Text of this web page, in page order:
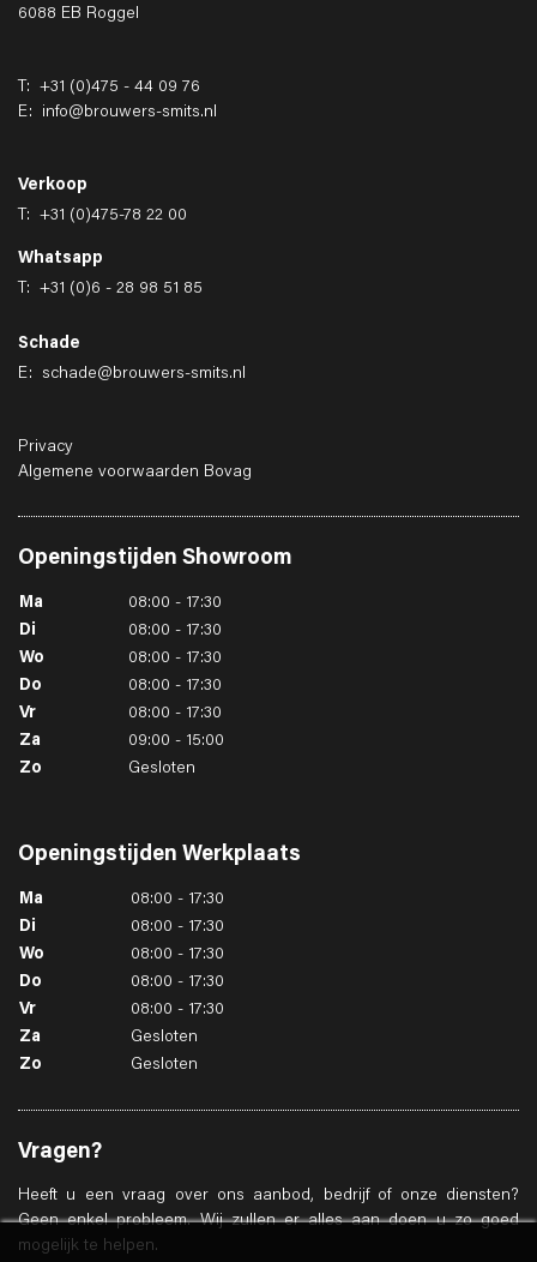
6088 EB Roggel
T: +31 (0)475 - 44 09 76
E: info@brouwers-smits.nl
Verkoop
T: +31 (0)475-78 22 00
Whatsapp
T: +31 (0)6 - 28 98 51 85
Schade
E: schade@brouwers-smits.nl
Privacy
Algemene voorwaarden Bovag
Openingstijden Showroom
Ma
08:00 - 17:30
Di
08:00 - 17:30
Wo
08:00 - 17:30
Do
08:00 - 17:30
Vr
08:00 - 17:30
Za
09:00 - 15:00
Zo
Gesloten
Openingstijden Werkplaats
Ma
08:00 - 17:30
Di
08:00 - 17:30
Wo
08:00 - 17:30
Do
08:00 - 17:30
Vr
08:00 - 17:30
Za
Gesloten
Zo
Gesloten
Vragen?
Heeft u een vraag over ons aanbod, bedrijf of onze diensten?
Geen enkel probleem. Wij zullen er alles aan doen u zo goed
mogelijk te helpen.